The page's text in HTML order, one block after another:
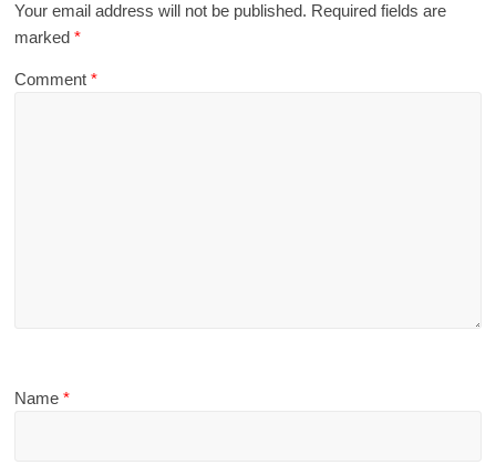
Your email address will not be published. Required fields are
marked*
Comment*
Name*